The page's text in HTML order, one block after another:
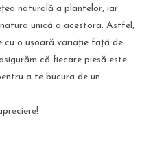
naturală a plantelor, iar
unică a acestora. Astfel,
cu o ușoară variație față de
că fiecare piesă este
a te bucura de un